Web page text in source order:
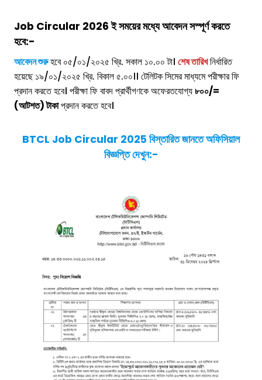
Job Circular 2026 ই সময়ের মধ্যে আবেদন সস্পূর্ণ করতে
হবে:-
আবেদন শুরুহবে ০৫/০১/২০২৫ খ্রি. সকাল ১০.০০ টা। শেষ তারিখনির্ধারিত
হয়েছে ১৯/০১/২০২৫ খ্রি. বিকাল ৫.০০।। টেলিটক সিমের মাধ্যমে পরীক্ষার ফি
প্রদান করতে হবে। পরীক্ষা ফি বাবদ প্রার্থীগণকে অফেরতযোগ্য৮০০/=
(আটশত) টাকাপ্রদান করতে হবে।
BTCL Job Circular 2025 বিস্তারিত জানতে অফিসিয়াল
বিজ্ঞপ্তি দেখুন:-